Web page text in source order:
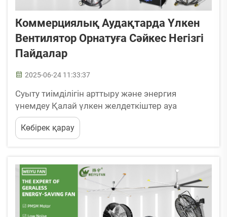
Коммерциялық Аудақтарда Үлкен
Вентилятор Орнатуға Сәйкес Негізгі
Пайдалар
2025-06-24 11:33:37
Суыту тиімділігін арттыру және энергия
үнемдеу Қалай үлкен желдеткіштер ауа
алмасуды жақсартады Үлкен желдеткіштер
немесе өнеркәсіптік желдеткіштер деп
аталатындар – үлкен кеңістіктерде тиімді ауа
құрылғылар. Иә, сол желдеткіштердің
барлығын шығарып тастау үшін жобаланған ...
Көбірек қарау